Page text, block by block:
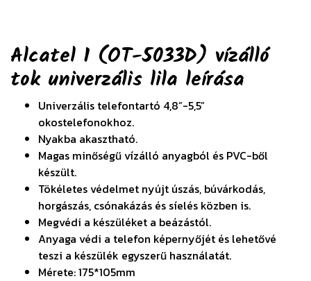
Alcatel 1 (OT-5033D) vízálló
tok univerzális lila leírása
Univerzális telefontartó 4,8”-5,5”
okostelefonokhoz.
Nyakba akasztható.
Magas minőségű vízálló anyagból és PVC-ből
készült.
Tökéletes védelmet nyújt úszás, búvárkodás,
horgászás, csónakázás és síelés közben is.
Megvédi a készüléket a beázástól.
Anyaga védi a telefon képernyőjét és lehetővé
teszi a készülék egyszerű használatát.
Mérete: 175*105mm